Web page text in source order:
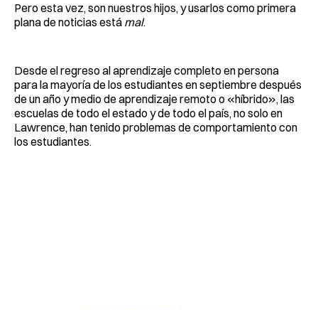
Pero esta vez, son nuestros hijos, y usarlos como primera
plana de noticias está mal.
Desde el regreso al aprendizaje completo en persona
para la mayoría de los estudiantes en septiembre después
de un año y medio de aprendizaje remoto o «híbrido», las
escuelas de todo el estado y de todo el país, no solo en
Lawrence, han tenido problemas de comportamiento con
los estudiantes.